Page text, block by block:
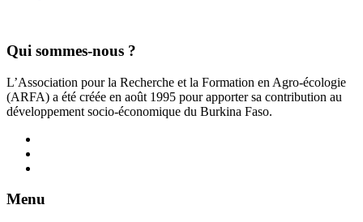
Qui sommes-nous ?
L’Association pour la Recherche et la Formation en Agro-écologie
(ARFA) a été créée en août 1995 pour apporter sa contribution au
développement socio-économique du Burkina Faso.
Menu